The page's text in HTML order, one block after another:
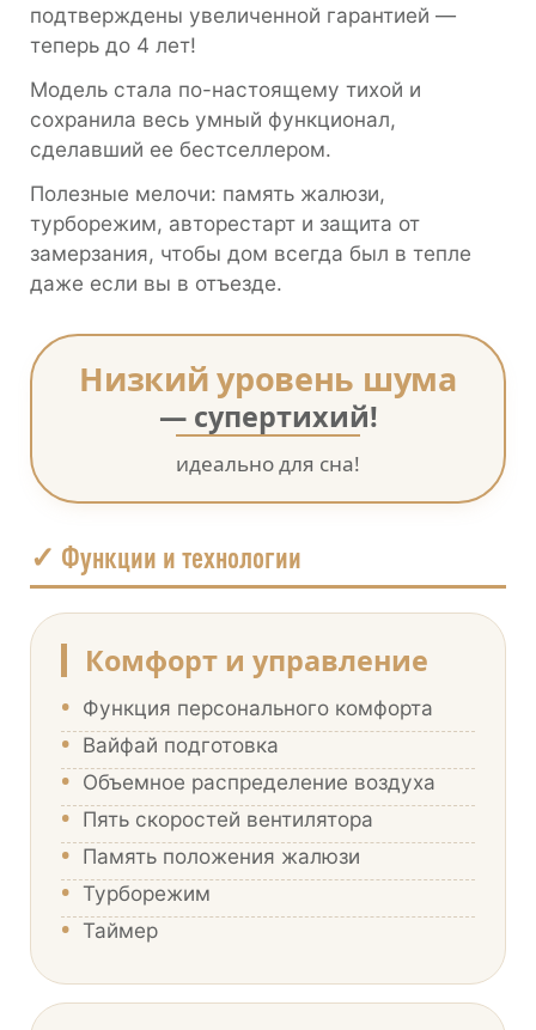
подтверждены увеличенной гарантией —
теперь до 4 лет!
Модель стала по-настоящему тихой и
сохранила весь умный функционал,
сделавший ее бестселлером.
Полезные мелочи: память жалюзи,
турборежим, авторестарт и защита от
замерзания, чтобы дом всегда был в тепле
даже если вы в отъезде.
Низкий уровень шума
— супертихий!
идеально для сна!
✓ Функции и технологии
Комфорт и управление
• Функция персонального комфорта
• Вайфай подготовка
• Объемное распределение воздуха
• Пять скоростей вентилятора
• Память положения жалюзи
• Турборежим
• Таймер